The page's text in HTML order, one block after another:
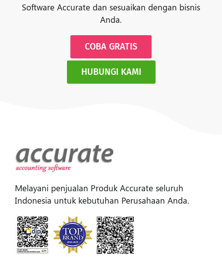
Software Accurate dan sesuaikan dengan bisnis
Anda.
COBA GRATIS
HUBUNGI KAMI
Melayani penjualan Produk Accurate seluruh
Indonesia untuk kebutuhan Perusahaan Anda.